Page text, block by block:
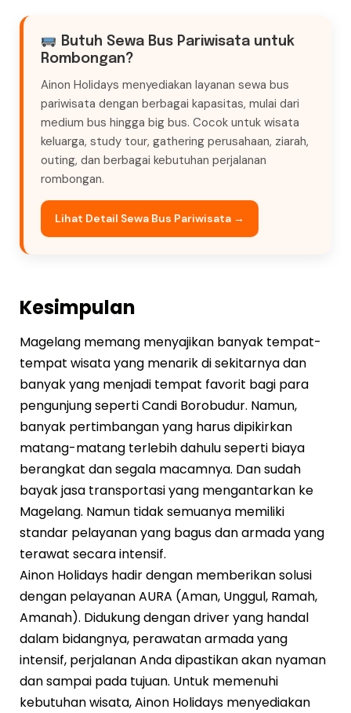
Butuh Sewa Bus Pariwisata untuk
Rombongan?
Ainon Holidays menyediakan layanan sewa bus
pariwisata dengan berbagai kapasitas, mulai dari
medium bus hingga big bus. Cocok untuk wisata
keluarga, study tour, gathering perusahaan, ziarah,
outing, dan berbagai kebutuhan perjalanan
rombongan.
Lihat Detail Sewa Bus Pariwisata →
Kesimpulan
Magelang memang menyajikan banyak tempat-
tempat wisata yang menarik di sekitarnya dan
banyak yang menjadi tempat favorit bagi para
pengunjung seperti Candi Borobudur. Namun,
banyak pertimbangan yang harus dipikirkan
matang-matang terlebih dahulu seperti biaya
berangkat dan segala macamnya. Dan sudah
bayak jasa transportasi yang mengantarkan ke
Magelang. Namun tidak semuanya memiliki
standar pelayanan yang bagus dan armada yang
terawat secara intensif.
Ainon Holidays hadir dengan memberikan solusi
dengan pelayanan AURA (Aman, Unggul, Ramah,
Amanah). Didukung dengan driver yang handal
dalam bidangnya, perawatan armada yang
intensif, perjalanan Anda dipastikan akan nyaman
dan sampai pada tujuan. Untuk memenuhi
kebutuhan wisata, Ainon Holidays menyediakan